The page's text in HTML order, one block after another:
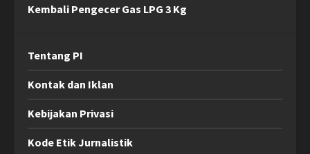
Kembali Pengecer Gas LPG 3 Kg
Tentang PI
Kontak dan Iklan
Kebijakan Privasi
Kode Etik Jurnalistik